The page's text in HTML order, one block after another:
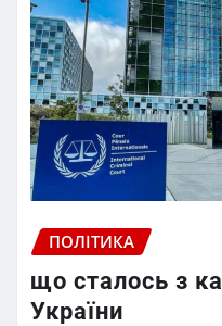
ПОЛІТИКА
що сталось з
України